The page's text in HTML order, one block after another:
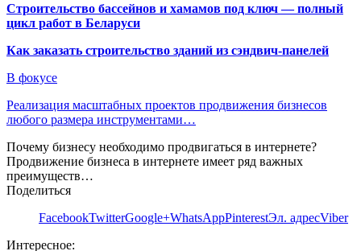
Строительство бассейнов и хамамов под ключ — полный
цикл работ в Беларуси
Как заказать строительство зданий из сэндвич-панелей
В фокусе
Реализация масштабных проектов продвижения бизнесов
любого размера инструментами…
Почему бизнесу необходимо продвигаться в интернете?
Продвижение бизнеса в интернете имеет ряд важных
преимуществ…
Поделиться
FacebookTwitterGoogle+WhatsAppPinterestЭл. адресViber
Интересное: